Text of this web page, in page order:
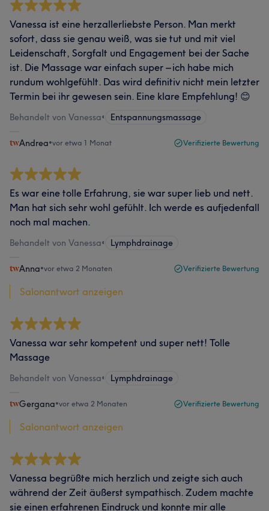
Vanessa ist eine herzallerliebste Person. Man merkt
sofort, dass sie genau weiß, was sie tut und mit viel
Leidenschaft, Sorgfalt und Engagement bei der Sache
ist. Die Massage war einfach super – ich habe mich
rundum wohlgefühlt. Das wird definitiv nicht mein letzter
Termin bei ihr gewesen sein. Eine klare Empfehlung! 😊
Behandelt von Vanessa• Entspannungsmassage
Andrea•vor etwa 1 Monat Verifizierte Bewertung
Es war eine tolle Erfahrung, sie war super lieb und nett.
Man hat sich sehr wohl gefühlt. Ich werde es aufjedenfall
noch mal machen.
Behandelt von Vanessa• Lymphdrainage
Anna•vor etwa 2 Monaten Verifizierte Bewertung
Salonantwort anzeigen
Vanessa war sehr kompetent und super nett! Tolle
Massage
Behandelt von Vanessa• Lymphdrainage
Gergana•vor etwa 2 Monaten Verifizierte Bewertung
Salonantwort anzeigen
Vanessa begrüßte mich herzlich und zeigte sich auch
während der Zeit äußerst sympathisch. Zudem machte
sie einen erfahrenen Eindruck und konnte mir alle